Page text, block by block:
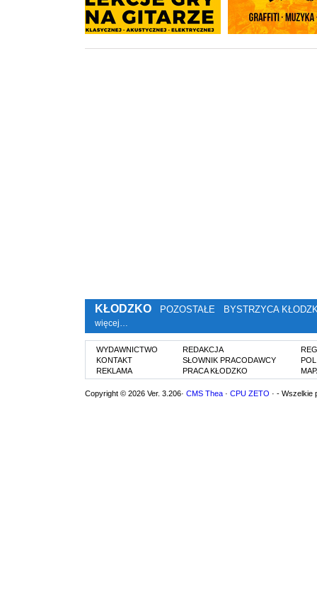
KŁODZKO POZOSTAŁE BYSTRZYCA
więcej…
WYDAWNICTWO
KONTAKT
REKLAMA
REDAKCJA
SŁOWNIK PRACODAWCY
PRACA KŁODZKO
Copyright © 2026 Ver. 3.206· CMS Thea · CPU ZETO · - Wszelkie